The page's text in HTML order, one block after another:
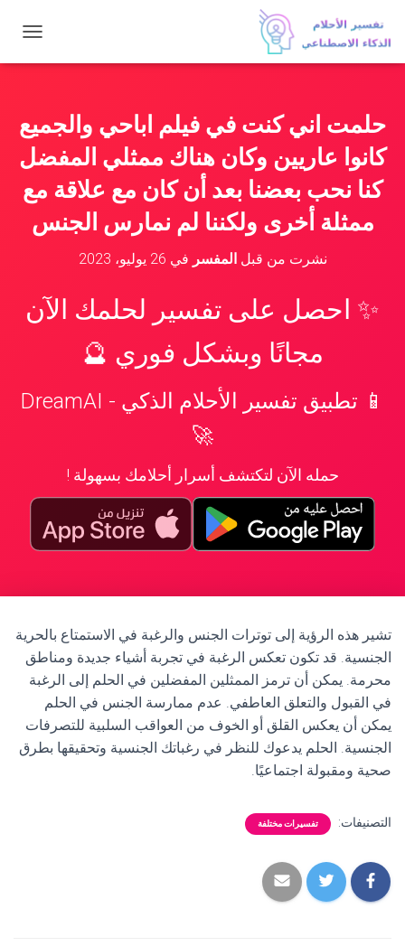
ب
ا
ل
ت
ق
حلمت اني كنت في فيلم اباحي والجميع
كانوا عاريين وكان هناك ممثلي المفضل
كنا نحب بعضنا بعد أن كان مع علاقة مع
ممثلة أخرى ولكننا لم نمارس الجنس
نشرت من قبلالمفسر في 26 يوليو، 2023
✨ احصل على تفسير لحلمك الآن
مجانًا وبشكل فوري 🔮
📱 تطبيق تفسير الأحلام الذكي - DreamAI
🚀
حمله الآن لتكتشف أسرار أحلامك بسهولة !
تشير هذه الرؤية إلى توترات الجنس والرغبة في الاستمتاع بالحرية
الجنسية. قد تكون تعكس الرغبة في تجربة أشياء جديدة ومناطق
محرمة. يمكن أن ترمز الممثلين المفضلين في الحلم إلى الرغبة
في القبول والتعلق العاطفي. عدم ممارسة الجنس في الحلم
يمكن أن يعكس القلق أو الخوف من العواقب السلبية للتصرفات
الجنسية. الحلم يدعوك للنظر في رغباتك الجنسية وتحقيقها بطرق
صحية ومقبولة اجتماعيًا.
التصنيفات: تفسيرات مختلفة